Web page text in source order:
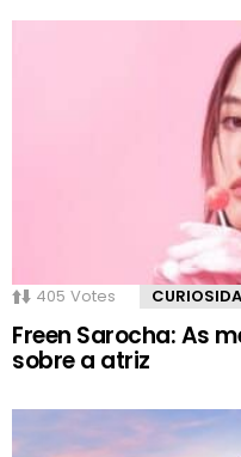
405 Votes
Freen Sarocha: As
sobre a atriz